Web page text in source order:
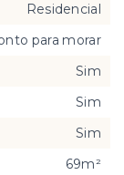
Residencial
para morar
Sim
Sim
Sim
69m²